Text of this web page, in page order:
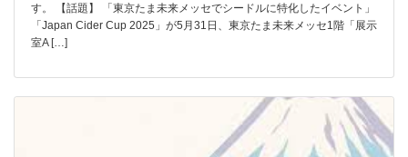
す。 【話題】 「東京たま未来メッセでシードルに特化したイベント」
「Japan Cider Cup 2025」が5月31日、東京たま未来メッセ1階「展示
室A […]